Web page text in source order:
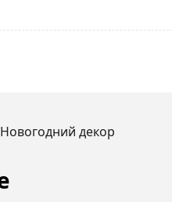
Новогодний декор